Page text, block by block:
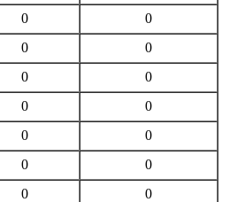
0
0
0
0
0
0
0
0
0
0
0
0
0
0